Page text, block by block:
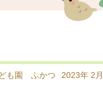
2023年 2月
も園 ふかつ